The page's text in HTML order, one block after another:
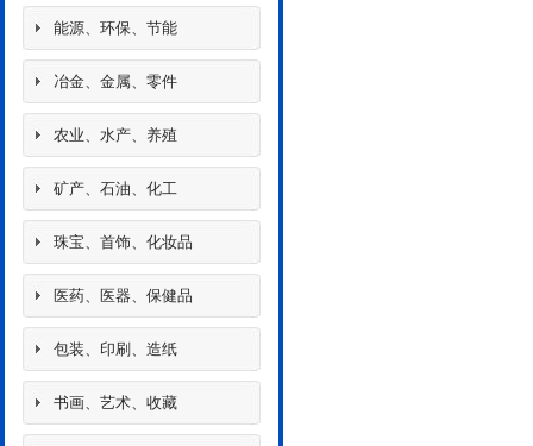
能源、环保、节能
冶金、金属、零件
农业、水产、养殖
矿产、石油、化工
珠宝、首饰、化妆品
医药、医器、保健品
包装、印刷、造纸
书画、艺术、收藏